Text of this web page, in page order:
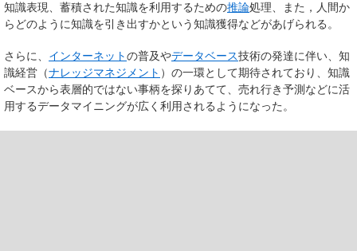
知識表現、蓄積された知識を利用するための推論処理、また，人間か
らどのように知識を引き出すかという知識獲得などがあげられる。
さらに、 インターネットの普及やデータベース技術の発達に伴い、知
識経営（ナレッジマネジメント ）の一環として期待されており、知識
ベースから表層的ではない事柄を探りあてて、売れ行き予測などに活
用するデータマイニングが広く利用されるようになった。